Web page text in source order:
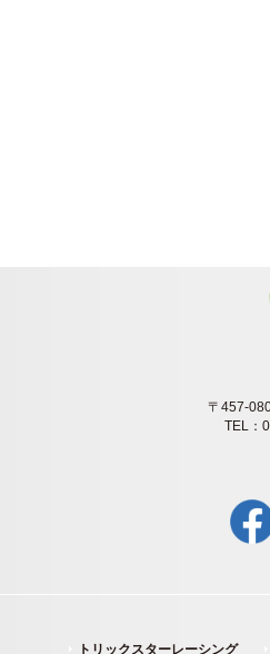
〒457-
TEL：
トリックスターレーシング